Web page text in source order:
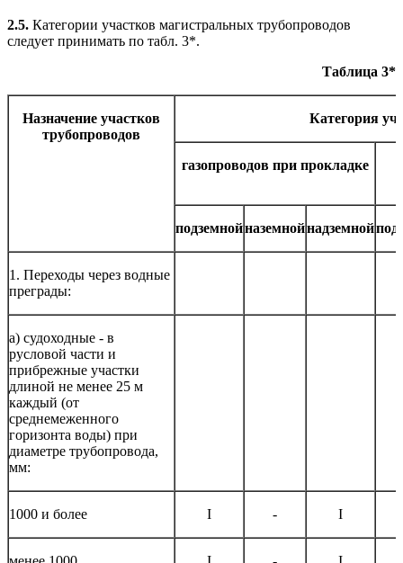
2.5. Категории участков магистральных трубопроводов
следует принимать по табл. 3*.
Таблица 3*
Назначение участков
трубопроводов
Категория
газопроводов при прокладке
подземнойназемнойнадземной
1. Переходы через водные
преграды:
а) судоходные - в
русловой части и
прибрежные участки
длиной не менее 25 м
каждый (от
среднемеженного
горизонта воды) при
диаметре трубопровода,
мм:
1000 и более I - I